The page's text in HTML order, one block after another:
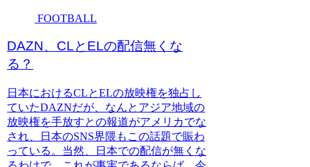
FOOTBALL
DAZN、CLとELの配信無くな
る？
日本におけるCLとELの放映権を独占し
ていたDAZNだが、なんとアジア地域の
放映権を手放すとの報道がアメリカでな
され、日本のSNS界隈もこの話題で賑わ
っている。当然、日本での配信が無くな